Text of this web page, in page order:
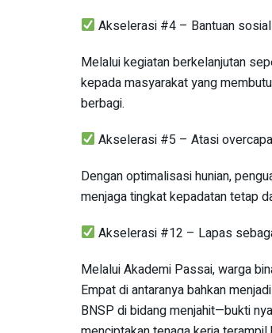
Akselerasi #4 – Bantuan
Melalui kegiatan berkelanjutan
kepada masyarakat yang
berbagi.
Akselerasi #5 – Atasi
Dengan optimalisasi hunian,
menjaga tingkat kepadatan tetap
Akselerasi #12 – Lapas
Melalui Akademi Passai, warga
Empat di antaranya bahkan
BNSP di bidang menjahit—bukti